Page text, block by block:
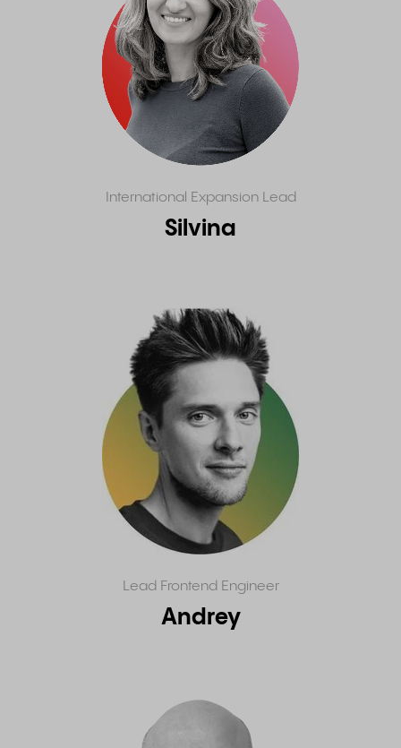
International Expansion Lead
Silvina
Lead Frontend Engineer
Andrey